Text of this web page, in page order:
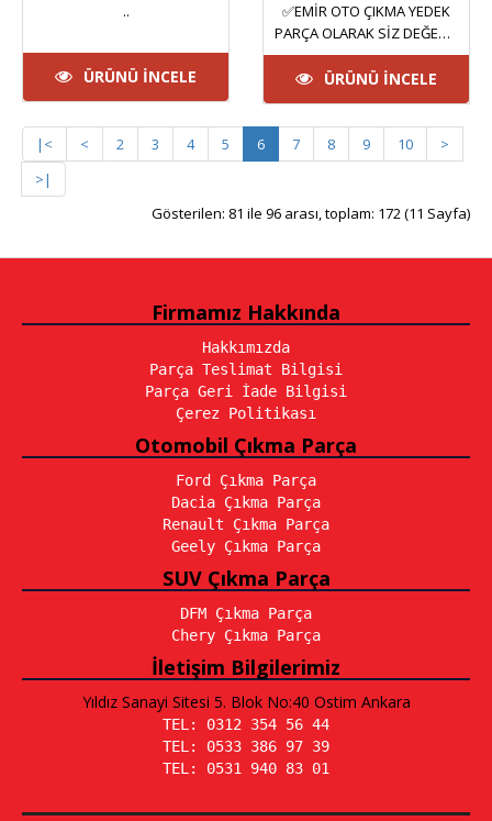
..
ÜRÜNÜ İNCELE
✅EMİR OTO ÇIKMA YEDEK
PARÇA OLARAK SİZ DEĞERLİ
MÜŞTERİLERİMİZE HİZMET
VERMEKTEYİZ. ANKARA
YILDIZ SAN..
ÜRÜNÜ İNCELE
|< < 2 3 4 5 6 7 8 9 10
>
>|
Gösterilen: 81 ile 96 arası, toplam: 172 (11 Sayfa)
Firmamız Hakkında
Hakkımızda
Parça Teslimat Bilgisi
Parça Geri İade Bilgisi
Çerez Politikası
Otomobil Çıkma Parça
Ford Çıkma Parça
Dacia Çıkma Parça
Renault Çıkma Parça
Geely Çıkma Parça
SUV Çıkma Parça
DFM Çıkma Parça
Chery Çıkma Parça
İletişim Bilgilerimiz
Yıldız Sanayi Sitesi 5. Blok No:40 Ostim Ankara
TEL: 0312 354 56 44
TEL: 0533 386 97 39
TEL: 0531 940 83 01